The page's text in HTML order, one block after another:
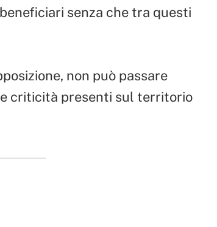
senza che tra questi
non può passare
criticità presenti sul territorio